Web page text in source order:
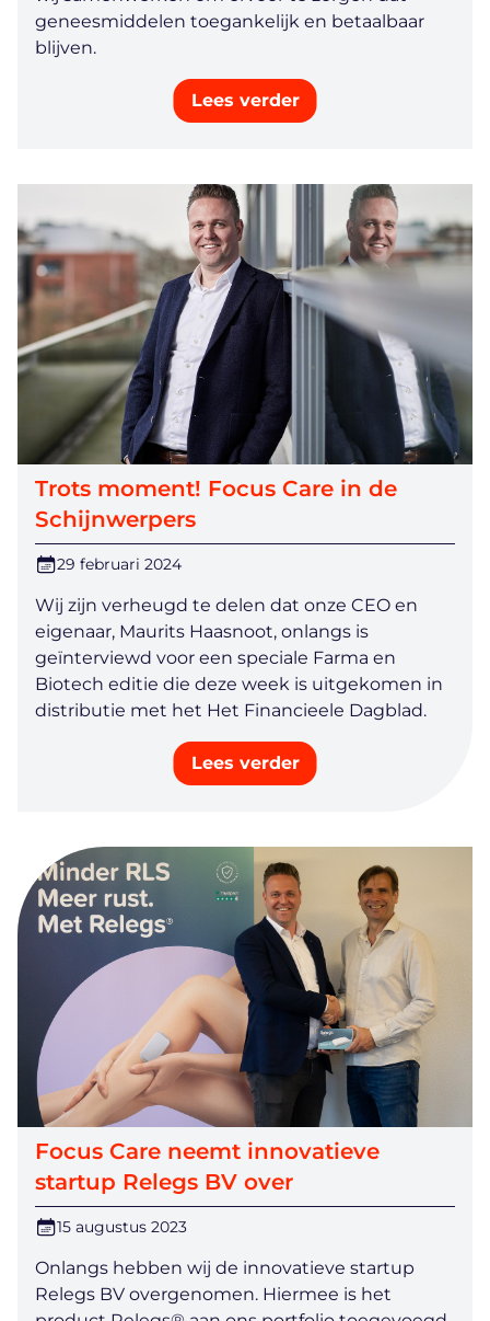
geneesmiddelen toegankelijk en betaalbaar
blijven.
Lees verder
Trots moment! Focus Care in de
Schijnwerpers
29 februari 2024
Wij zijn verheugd te delen dat onze CEO en
eigenaar, Maurits Haasnoot, onlangs is
geïnterviewd voor een speciale Farma en
Biotech editie die deze week is uitgekomen in
distributie met het Het Financieele Dagblad.
Lees verder
Focus Care neemt innovatieve
startup Relegs BV over
15 augustus 2023
Onlangs hebben wij de innovatieve startup
Relegs BV overgenomen. Hiermee is het